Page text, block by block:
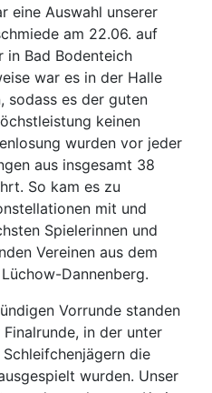
eine Auswahl unserer
am 22.06. auf
in Bad Bodenteich
war es in der Halle
sodass es der guten
keinen
wurden vor jeder
aus insgesamt 38
So kam es zu
mit und
Spielerinnen und
Vereinen aus dem
Dannenberg.
Vorrunde standen
in der unter
die
wurden. Unser